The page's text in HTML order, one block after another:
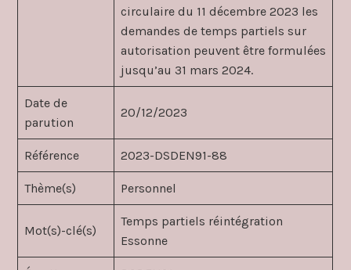
circulaire du 11 décembre 2023 les
demandes de temps partiels sur
autorisation peuvent être formulées
jusqu’au 31 mars 2024.
Date de
parution
20/12/2023
Référence 2023-DSDEN91-88
Thème(s) Personnel
Mot(s)-clé(s)
Temps partiels réintégration
Essonne